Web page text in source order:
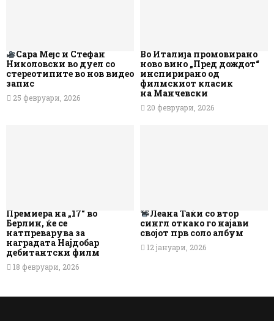
Сара Мејс и Стефан
Николовски во дуел со
стереотипите во нов видео
запис
25 февруари, 2026
Во Италија промовирано
ново вино „Пред дождот“
инспирирано од
филмскиот класик
на Манчевски
20 февруари, 2026
Премиера на „17“ во
Берлин, ќе се
натпреварува за
наградата Најдобар
дебитантски филм
18 февруари, 2026
Леана Таќи со втор
сингл откако го најави
својот прв соло албум
12 јануари, 2026